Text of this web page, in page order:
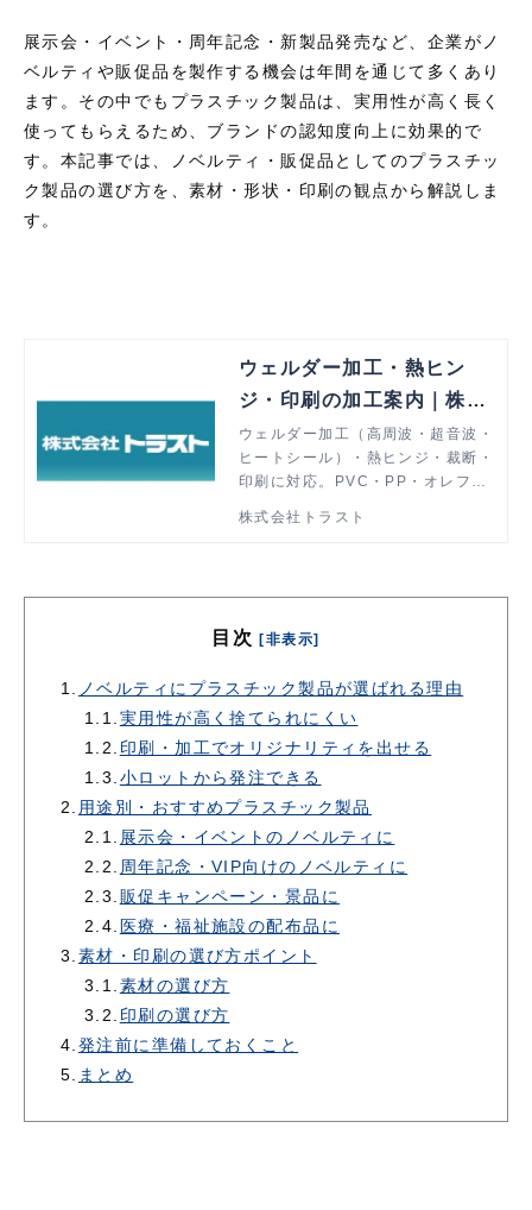
展示会・イベント・周年記念・新製品発売など、企業がノ
ベルティや販促品を製作する機会は年間を通じて多くあり
ます。その中でもプラスチック製品は、実用性が高く長く
使ってもらえるため、ブランドの認知度向上に効果的で
す。本記事では、ノベルティ・販促品としてのプラスチッ
ク製品の選び方を、素材・形状・印刷の観点から解説しま
す。
ウェルダー加工・熱ヒン
ジ・印刷の加工案内｜株式
会社トラスト
ウェルダー加工（高周波・超音波・
ヒートシール）・熱ヒンジ・裁断・
印刷に対応。PVC・PP・オレフィ
ます。小ロット・短納期・国内一貫
株式会社トラスト
目次 [非表示]
1.
ノベルティにプラスチック製品が選ばれる理由
1.1. 実用性が高く捨てられにくい
1.2. 印刷・加工でオリジナリティを出せる
1.3. 小ロットから発注できる
2.
用途別・おすすめプラスチック製品
2.1.
展示会・イベントのノベルティに
2.2.
周年記念・VIP向けのノベルティに
2.3. 販促キャンペーン・景品に
2.4. 医療・福祉施設の配布品に
3. 素材・印刷の選び方ポイント
3.1. 素材の選び方
3.2. 印刷の選び方
4. 発注前に準備しておくこと
5.
まとめ